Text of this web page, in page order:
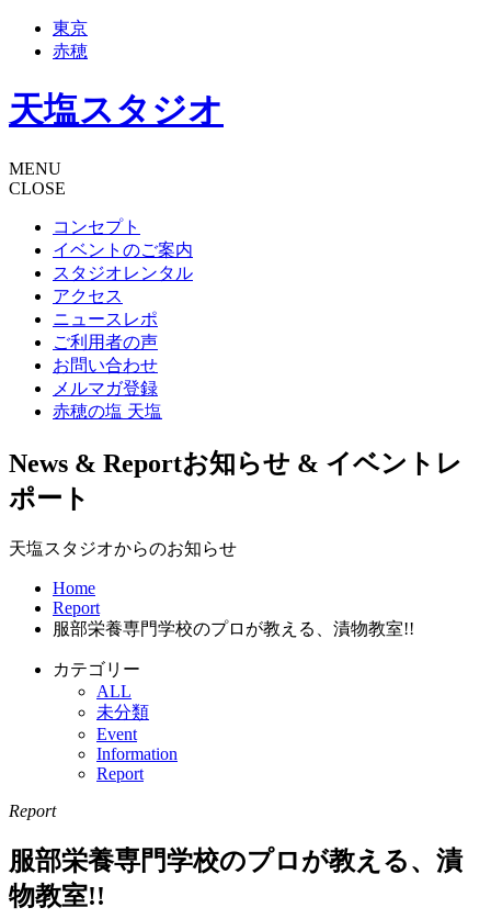
東京
赤穂
天塩スタジオ
MENU
CLOSE
コンセプト
イベントのご案内
スタジオレンタル
アクセス
ニュースレポ
ご利用者の声
お問い合わせ
メルマガ登録
赤穂の塩 天塩
News & Reportお知らせ & イベントレ
ポート
天塩スタジオからのお知らせ
Home
Report
服部栄養専門学校のプロが教える、漬物教室!!
カテゴリー
ALL
未分類
Event
Information
Report
Report
服部栄養専門学校のプロが教える、漬
物教室!!